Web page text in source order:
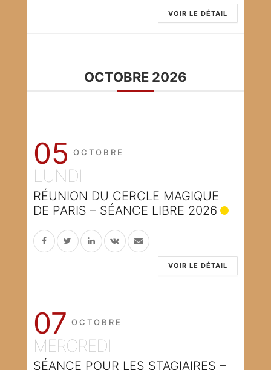
VOIR LE DÉTAIL
OCTOBRE 2026
05 OCTOBRE
LUNDI
RÉUNION DU CERCLE MAGIQUE
DE PARIS – SÉANCE LIBRE 2026
VOIR LE DÉTAIL
07 OCTOBRE
MERCREDI
SÉANCE POUR LES STAGIAIRES –